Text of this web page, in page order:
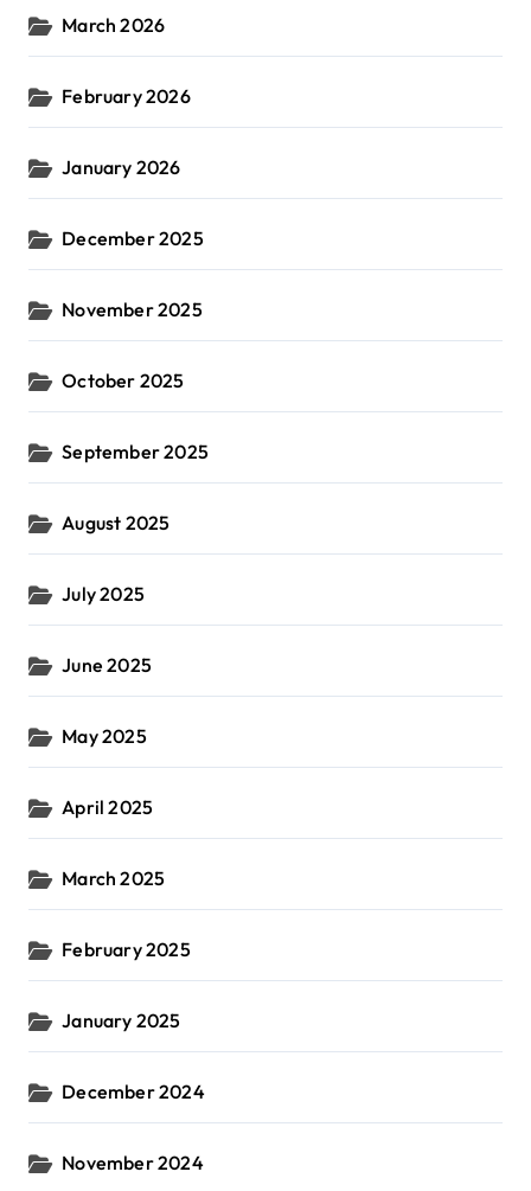
March 2026
February 2026
January 2026
December 2025
November 2025
October 2025
September 2025
August 2025
July 2025
June 2025
May 2025
April 2025
March 2025
February 2025
January 2025
December 2024
November 2024